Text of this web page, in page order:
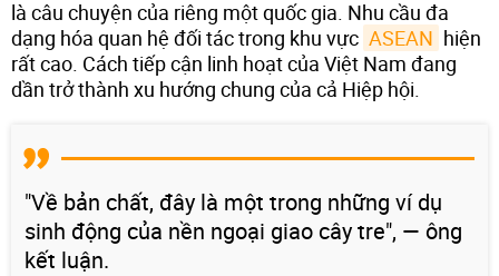
là câu chuyện của riêng một quốc gia. Nhu cầu đa
dạng hóa quan hệ đối tác trong khu vực ASEAN hiện
rất cao. Cách tiếp cận linh hoạt của Việt Nam đang
dần trở thành xu hướng chung của cả Hiệp hội.
"Về bản chất, đây là một trong những ví dụ
sinh động của nền ngoại giao cây tre", — ông
kết luận.